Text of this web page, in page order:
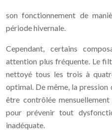
son fonctionnement de
période hivernale.
Cependant, certains
attention plus fréquente. Le
nettoyé tous les trois à
optimal. De même, la
être contrôlée
pour prévenir tout
inadéquate.